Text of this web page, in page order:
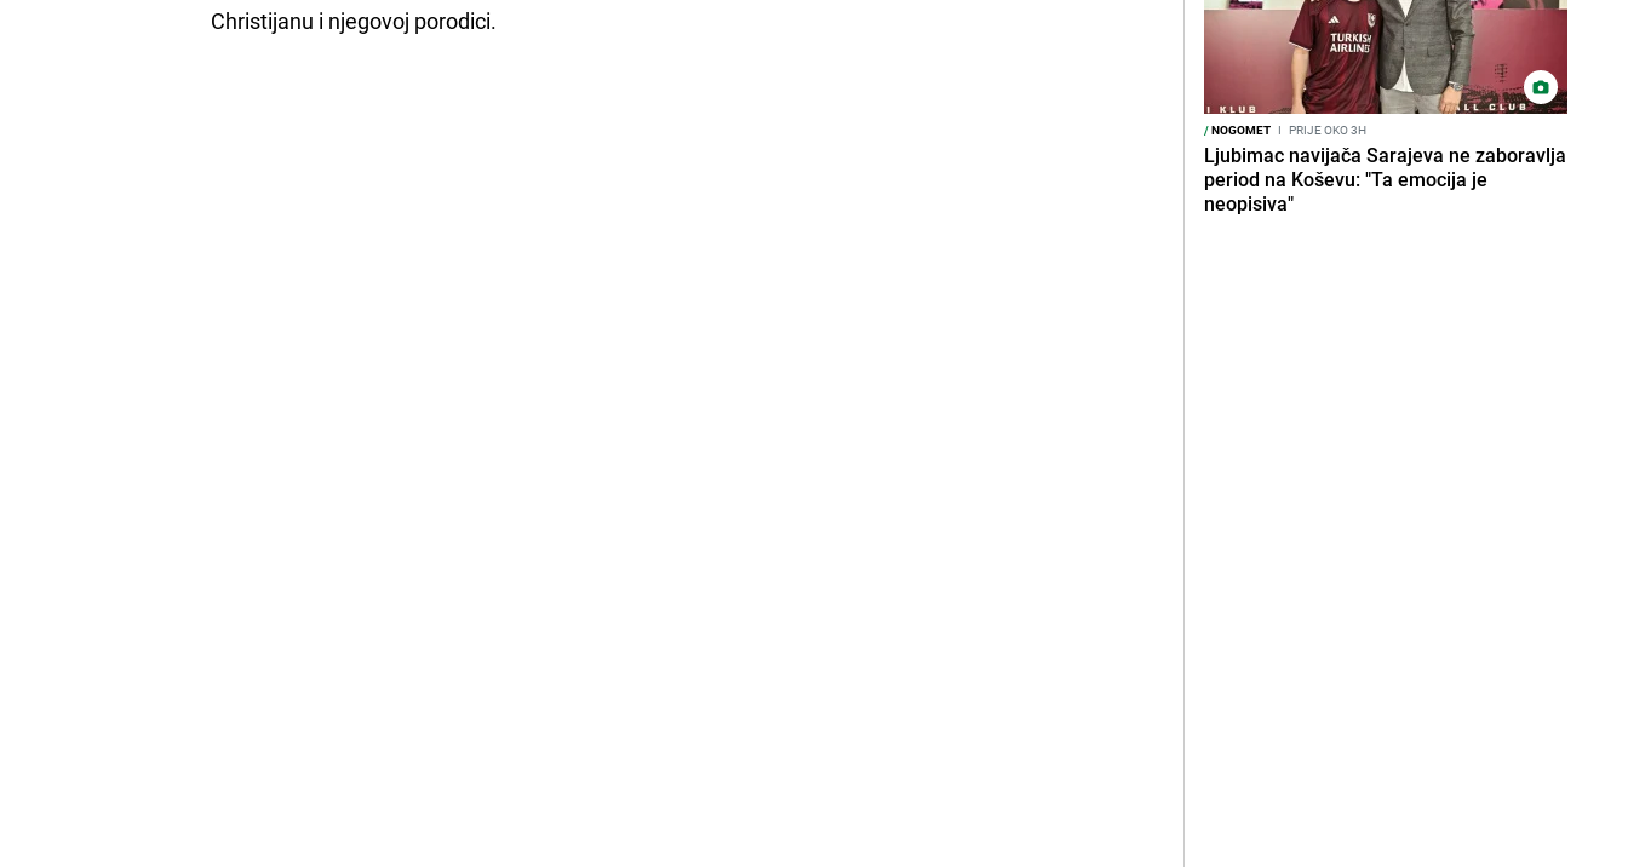
Christijanu i njegovoj porodici.
/NOGOMET I PRIJE OKO 3H
Ljubimac navijača Sarajeva ne zaboravlja
period na Koševu: "Ta emocija je
neopisiva"